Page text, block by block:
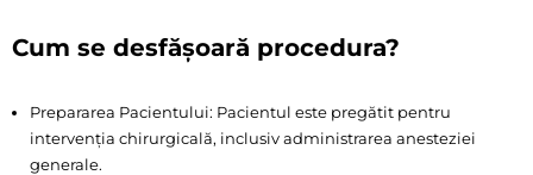
Cum se desfășoară procedura?
Prepararea Pacientului: Pacientul este pregătit pentru
intervenția chirurgicală, inclusiv administrarea anesteziei
generale.